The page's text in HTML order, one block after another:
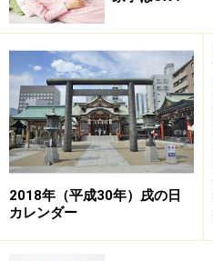
>>ママ達は「２歳から幼稚
る
「２歳から入園ＯＫ
持ち
2018年（平成30年）戌の日
カレンダー